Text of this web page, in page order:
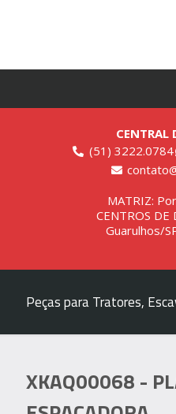
CENTRAL
(51) 3222.0784
MATRIZ:
CENTROS DE
Guarulhos/
Peças para Tratores,
XKAQ00068 -